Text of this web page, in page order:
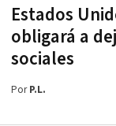
Estados
obligará a
sociales
PorP.L.